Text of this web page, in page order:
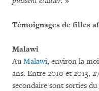
Témoignages de filles
Malawi
Au Malawi, environ la
ans. Entre 2010 et 2013,
secondaire sont sorties